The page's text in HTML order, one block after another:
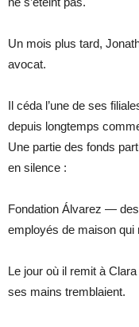
Un mois plus tard,
avocat.
Il céda l’une de ses
depuis longtemps
Une partie des fonds
en silence :
Fondation Álvarez —
employés de maison qui
Le jour où il remit à
ses mains tremblaient.